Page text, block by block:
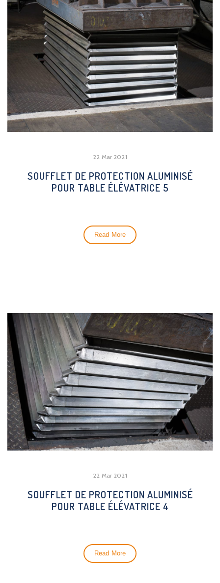
22 Mar 2021
SOUFFLET DE PROTECTION ALUMINISÉ
POUR TABLE ÉLÉVATRICE 5
Read More
22 Mar 2021
SOUFFLET DE PROTECTION ALUMINISÉ
POUR TABLE ÉLÉVATRICE 4
Read More